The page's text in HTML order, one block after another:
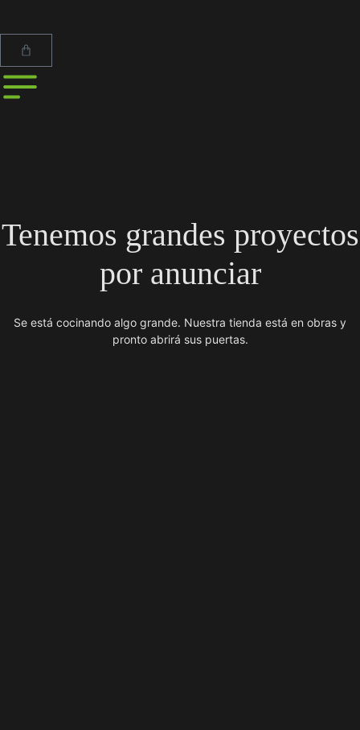
Tenemos grandes proyectos
por anunciar
Se está cocinando algo grande. Nuestra tienda está en obras y
pronto abrirá sus puertas.